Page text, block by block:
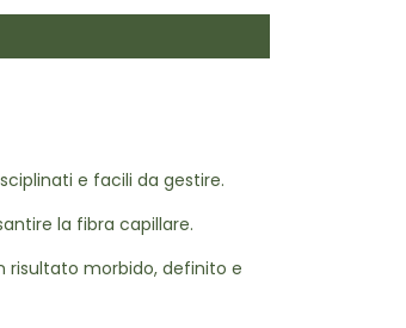
e facili da gestire.
la fibra capillare.
risultato morbido, definito e